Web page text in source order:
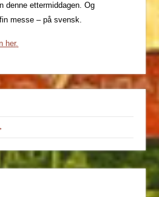
denne ettermiddagen. Og
messe – på svensk.
her.